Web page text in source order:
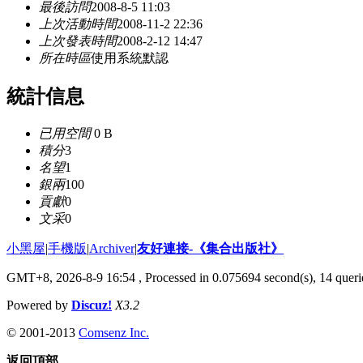
最後訪問2008-8-5 11:03
上次活動時間2008-11-2 22:36
上次發表時間2008-2-12 14:47
所在時區使用系統默認
統計信息
已用空間0 B
積分3
名望1
銀兩100
貢獻0
文采0
小黑屋|手機版|Archiver|友好連接-《集合出版社》
GMT+8, 2026-8-9 16:54 , Processed in 0.075694 second(s), 14
Powered by Discuz! X3.2
© 2001-2013 Comsenz Inc.